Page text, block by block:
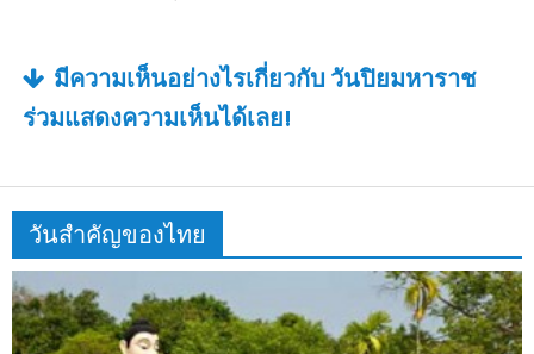
มีความเห็นอย่างไรเกี่ยวกับ วันปิยมหาราช
ร่วมแสดงความเห็นได้เลย!
วันสำคัญของไทย